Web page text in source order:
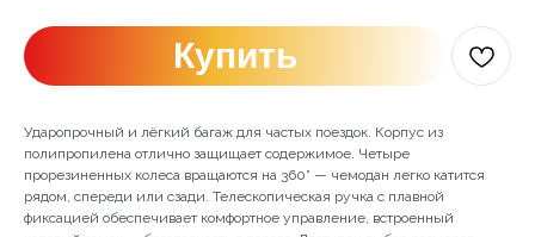
Купить
Ударопрочный и лёгкий багаж для частых поездок. Корпус из
полипропилена отлично защищает содержимое. Четыре
прорезиненных колеса вращаются на 360° — чемодан легко катится
рядом, спереди или сзади. Телескопическая ручка с плавной
фиксацией обеспечивает комфортное управление, встроенный